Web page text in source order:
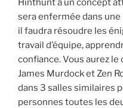
Hinthunt a un concept
sera enfermée dans une
il faudra résoudre les
travail d’équipe,
confiance. Vous aurez
James Murdock et Zen
dans 3 salles similaires
personnes toutes les